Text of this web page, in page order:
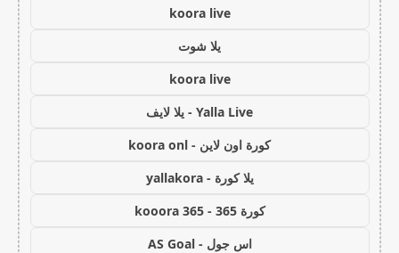
koora live
يلا شوت
koora live
Yalla Live - يلا لايف
كورة اون لاين - koora onl
يلا كورة - yallakora
كورة 365 - kooora 365
اس جول - AS Goal